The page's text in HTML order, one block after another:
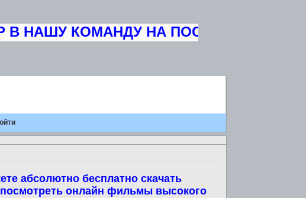
НАШУ КОМАНДУ НА ПОСТОЯННУЮ
абсолютно бесплатно скачать
онлайн фильмы высокого